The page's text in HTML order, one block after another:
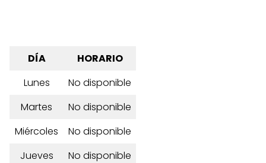
DÍA
HORARIO
Lunes
No disponible
Martes
No disponible
Miércoles
No disponible
Jueves
No disponible